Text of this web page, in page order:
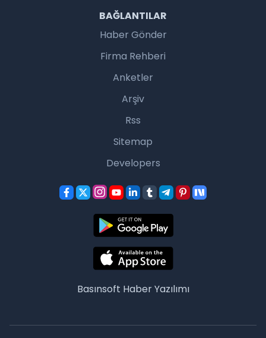
BAĞLANTILAR
Haber Gönder
Firma Rehberi
Anketler
Arşiv
Rss
Sitemap
Developers
Basınsoft Haber Yazılımı